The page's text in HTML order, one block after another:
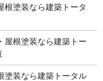
根塗装なら建築トータ
屋根塗装なら建築トー
塗装なら建築トータル